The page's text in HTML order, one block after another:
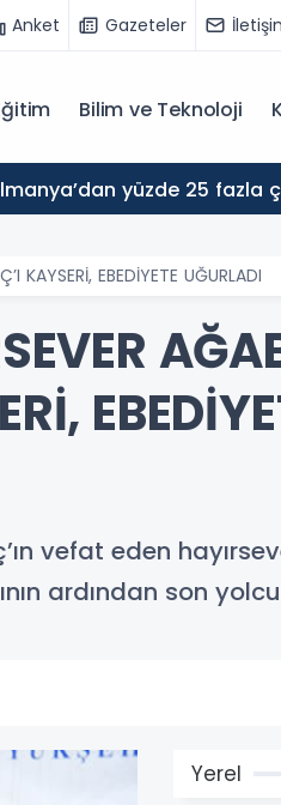
Anket Gazeteler
Bilim ve Teknoloji
KAYSERİ, EBEDİYETE UĞURLADI
vefat eden
ardından son
Yerel